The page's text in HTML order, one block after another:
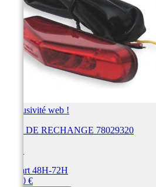
Exclusivité web !
LED DE RECHANGE 78029320
Départ 48H-72H
36,40 €